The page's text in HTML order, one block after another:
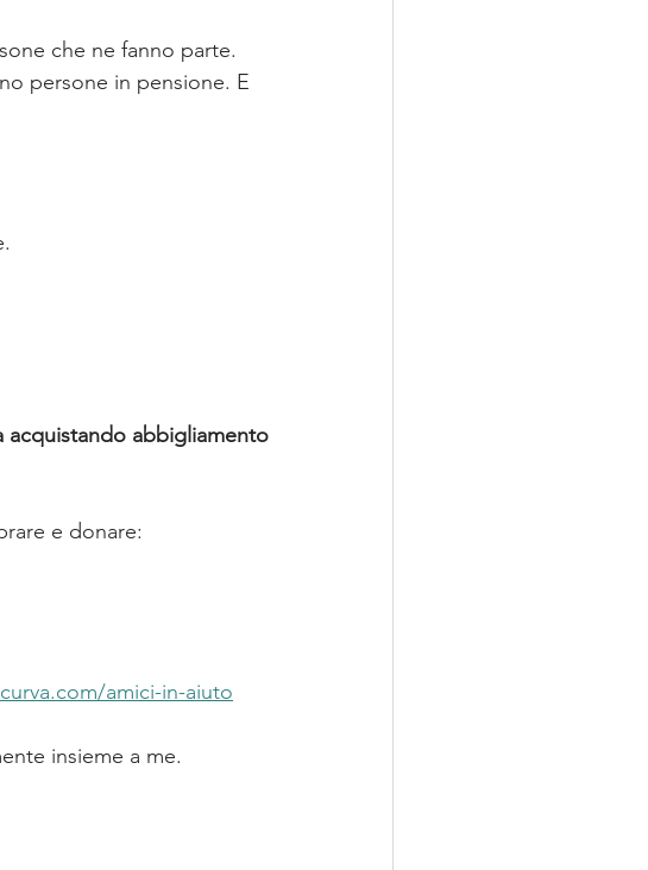
che ne fanno parte.
persone in pensione. E
acquistando abbigliamento
e donare:
amici-in-aiuto
insieme a me.